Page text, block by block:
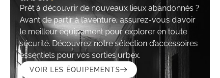
Prêt à découvrir de nouveaux lieux abandonnés ?
Avant de partir à l’aventure, assurez-vous d’avoir
le meilleur équipement pour explorer en toute
sécurité. Découvrez notre sélection d’accessoires
essentiels pour vos sorties urbex.
VOIR LES ÉQUIPEMENTS